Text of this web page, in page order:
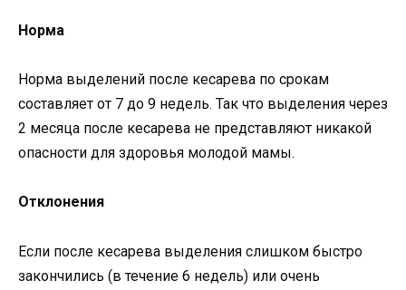
Норма
Норма выделений после кесарева по срокам
составляет от 7 до 9 недель. Так что выделения через
2 месяца после кесарева не представляют никакой
опасности для здоровья молодой мамы.
Отклонения
Если после кесарева выделения слишком быстро
закончились (в течение 6 недель) или очень